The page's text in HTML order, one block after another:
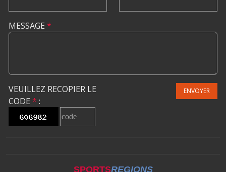
MESSAGE *
VEUILLEZ RECOPIER LE
CODE * :
ENVOYER
SPORTSREGIONS